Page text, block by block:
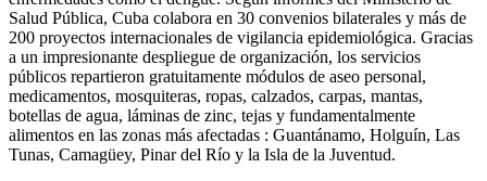
Salud Pública, Cuba colabora en 30 convenios bilaterales y más de
200 proyectos internacionales de vigilancia epidemiológica. Gracias
a un impresionante despliegue de organización, los servicios
públicos repartieron gratuitamente módulos de aseo personal,
medicamentos, mosquiteras, ropas, calzados, carpas, mantas,
botellas de agua, láminas de zinc, tejas y fundamentalmente
alimentos en las zonas más afectadas : Guantánamo, Holguín, Las
Tunas, Camagüey, Pinar del Río y la Isla de la Juventud.